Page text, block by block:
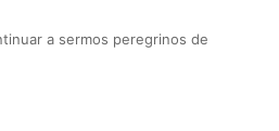
a sermos peregrinos de